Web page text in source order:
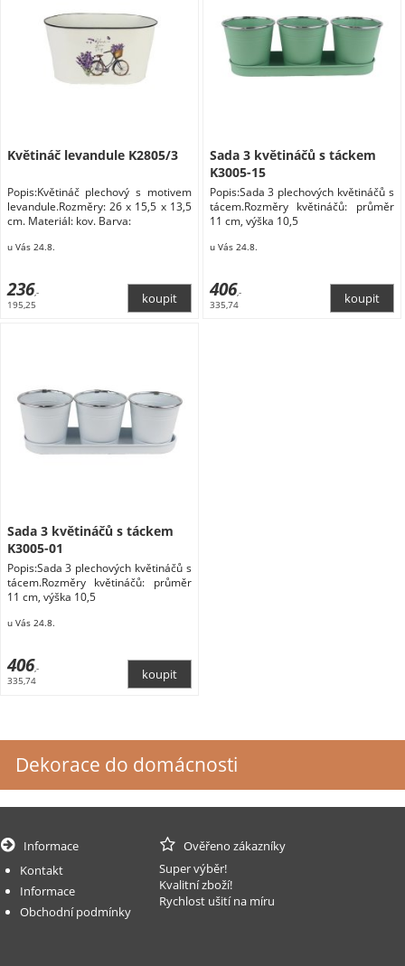
Květináč levandule K2805/3
Popis:Květináč plechový s motivem
levandule.Rozměry: 26 x 15,5 x 13,5
cm. Materiál: kov. Barva:
u Vás 24.8.
236,-
195,25
Sada 3 květináčů s táckem
K3005-15
Popis:Sada 3 plechových květináčů s
tácem.Rozměry květináčů: průměr
11 cm, výška 10,5
u Vás 24.8.
406,-
335,74
Sada 3 květináčů s táckem
K3005-01
Popis:Sada 3 plechových květináčů s
tácem.Rozměry květináčů: průměr
11 cm, výška 10,5
u Vás 24.8.
406,-
335,74
Dekorace do domácnosti
Informace
Kontakt
Informace
Obchodní podmínky
Ověřeno zákazníky
Super výběr!
Kvalitní zboží!
Rychlost ušití na míru